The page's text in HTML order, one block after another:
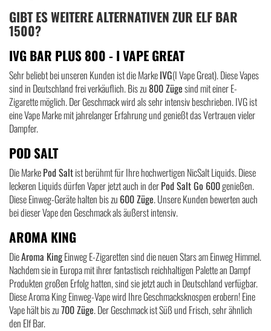
GIBT ES WEITERE ALTERNATIVEN ZUR ELF BAR
1500?
IVG BAR PLUS 800 - I VAPE GREAT
Sehr beliebt bei unseren Kunden ist die MarkeIVG(I Vape Great). Diese Vapes
sind in Deutschland frei verkäuflich. Bis zu800 Zügesind mit einer E-
Zigarette möglich. Der Geschmack wird als sehr intensiv beschrieben. IVG ist
eine Vape Marke mit jahrelanger Erfahrung und genießt das Vertrauen vieler
Dampfer.
POD SALT
Die MarkePod Saltist berühmt für Ihre hochwertigen NicSalt Liquids. Diese
leckeren Liquids dürfen Vaper jetzt auch in derPod Salt Go 600genießen.
Diese Einweg-Geräte halten bis zu 600 Züge. Unsere Kunden bewerten auch
bei dieser Vape den Geschmack als äußerst intensiv.
AROMA KING
DieAroma KingEinweg E-Zigaretten sind die neuen Stars am Einweg Himmel.
Nachdem sie in Europa mit ihrer fantastisch reichhaltigen Palette an Dampf
Produkten großen Erfolg hatten, sind sie jetzt auch in Deutschland verfügbar.
Diese Aroma King Einweg-Vape wird Ihre Geschmacksknospen erobern! Eine
Vape hält bis zu700 Züge. Der Geschmack ist Süß und Frisch, sehr ähnlich
den Elf Bar.